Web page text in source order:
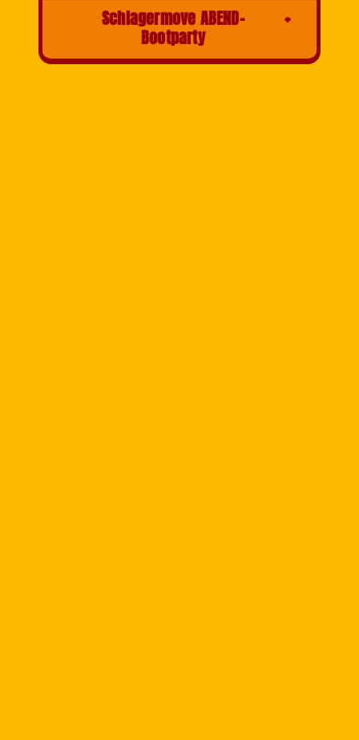
Schlagermove ABEND-
Bootparty